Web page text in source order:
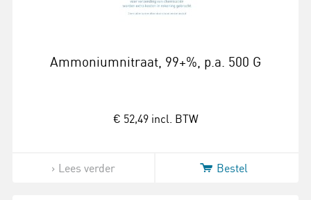
Ammoniumnitraat, 99+%, p.a. 500 G
€ 52,49 incl. BTW
Lees verder Bestel